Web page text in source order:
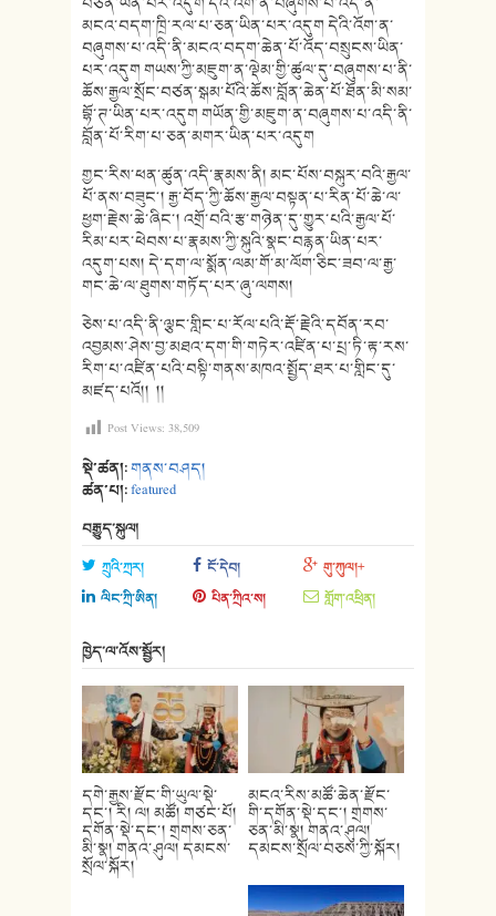
མངའ་བདག་ཁྲི་རལ་པ་ཅན་ཡིན་པར་འདུག དེའི་འོག་ན་
བཞུགས་པ་འདི་ནི་མངའ་བདག་ཆེན་པོ་འོད་བསྲུངས་ཡིན་
པར་འདུག གཡས་ཀྱི་མཇུག་ན་ལྡེམ་གྱི་ཚུལ་དུ་བཞུགས་པ་ནི་
ཆོས་རྒྱལ་སྲོང་བཙན་སྒམ་པོའི་ཆོས་བློན་ཆེན་པོ་ཐོན་མི་སམ་
བྷོ་ཊ་ཡིན་པར་འདུག གཡོན་གྱི་མཇུག་ན་བཞུགས་པ་འདི་ནི་
བློན་པོ་རིག་པ་ཅན་མགར་ཡིན་པར་འདུག
གྱང་རིས་ཕན་ཚུན་འདི་རྣམས་ནི། མང་པོས་བསྐུར་བའི་རྒྱལ་
པོ་ནས་བཟུང༌། རྒྱ་བོད་ཀྱི་ཆོས་རྒྱལ་བསྟན་པ་རིན་པོ་ཆེ་ལ་
ཕྱག་རྗེས་ཆེ་ཞིང་། འགྲོ་བའི་རྩ་གཉེན་དུ་གྱུར་པའི་རྒྱལ་པོ་
རིམ་པར་ཕེབས་པ་རྣམས་ཀྱི་སྐུའི་སྣང་བརྙན་ཡིན་པར་
འདུག་པས། དེ་དག་ལ་སྨོན་ལམ་གོ་མ་ལོག་ཅིང་ཟབ་ལ་རྒྱ་
གང་ཆེ་ལ་ཐུགས་གཏོད་པར་ཞུ་ལགས།
ཅེས་པ་འདི་ནི་ལྕང་གླིང་པ་རོལ་པའི་རྡོ་རྗེའི་དབོན་རབ་
འབྱམས་ཤེས་བྱ་མཐའ་དག་གི་གཏེར་འཛིན་པ་པྲ་ཏི་རྟ་རས་
རིག་པ་འཛིན་པའི་བསྟི་གནས་མཁའ་སྤྱོད་ཐར་པ་གླིང་དུ་
མཛད་པའོ།། །།
Post Views: 38,509
སྡེ་ཚན།:གནས་བཤད།
ཚན་པ།:featured
བརྒྱུད་སྐུལ།
ཀྲུའི་ཀྲར། ངོ་དེབ།
གུ་ཀུལ།+
ལིང་ཀྲི་ཨིན།
པིན་ཀྲིའ་ས། གློག་འཕྲིན།
ཁྱེད་ལ་འོས་སྦྱོར།
དགེ་རྒྱས་རྫོང་གི་ཡུལ་སྡེ་
དང་། རི། ལ། མཚོ། གཙང་པོ།
དགོན་སྡེ་དང་། གྲགས་ཅན་
མི་སྣ། གནའ་ཤུལ། དམངས་
སྲོལ་སྐོར།
མངའ་རིས་མཚོ་ཆེན་རྫོང་
གི་དགོན་སྡེ་དང་། གྲགས་
ཅན་མི་སྣ། གནའ་ཤུལ།
དམངས་སྲོལ་བཅས་ཀྱི་སྐོར།